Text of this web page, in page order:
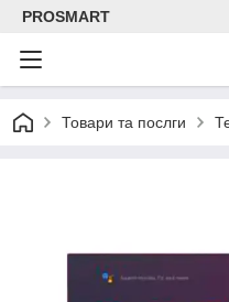
PROSMART
Товари та послги